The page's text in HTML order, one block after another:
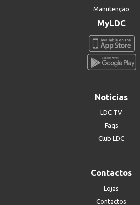
Manutenção
MyLDC
Notícias
LDC TV
Faqs
Club LDC
Contactos
Lojas
Contactos